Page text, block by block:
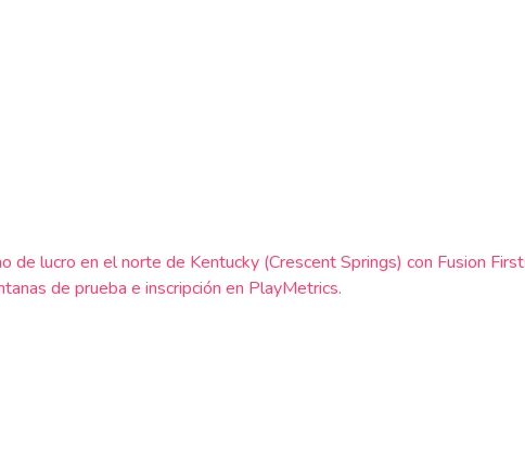
de lucro en el norte de Kentucky (Crescent Springs) con Fusion
de prueba e inscripción en PlayMetrics.